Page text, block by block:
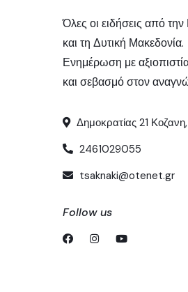
Όλες οι ειδήσεις από
και τη Δυτική Μακεδονία.
Ενημέρωση με
και σεβασμό στον
Δημοκρατίας 21
2461029055
tsaknaki@otenet.gr
Follow us